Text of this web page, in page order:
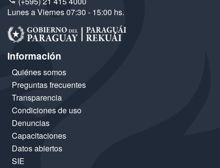
Lunes a Viernes 07:30 - 15:00 hs.
Información
Quiénes somos
Preguntas frecuentes
Transparencia
Condiciones de uso
Denuncias
Capacitaciones
Datos abiertos
SIE